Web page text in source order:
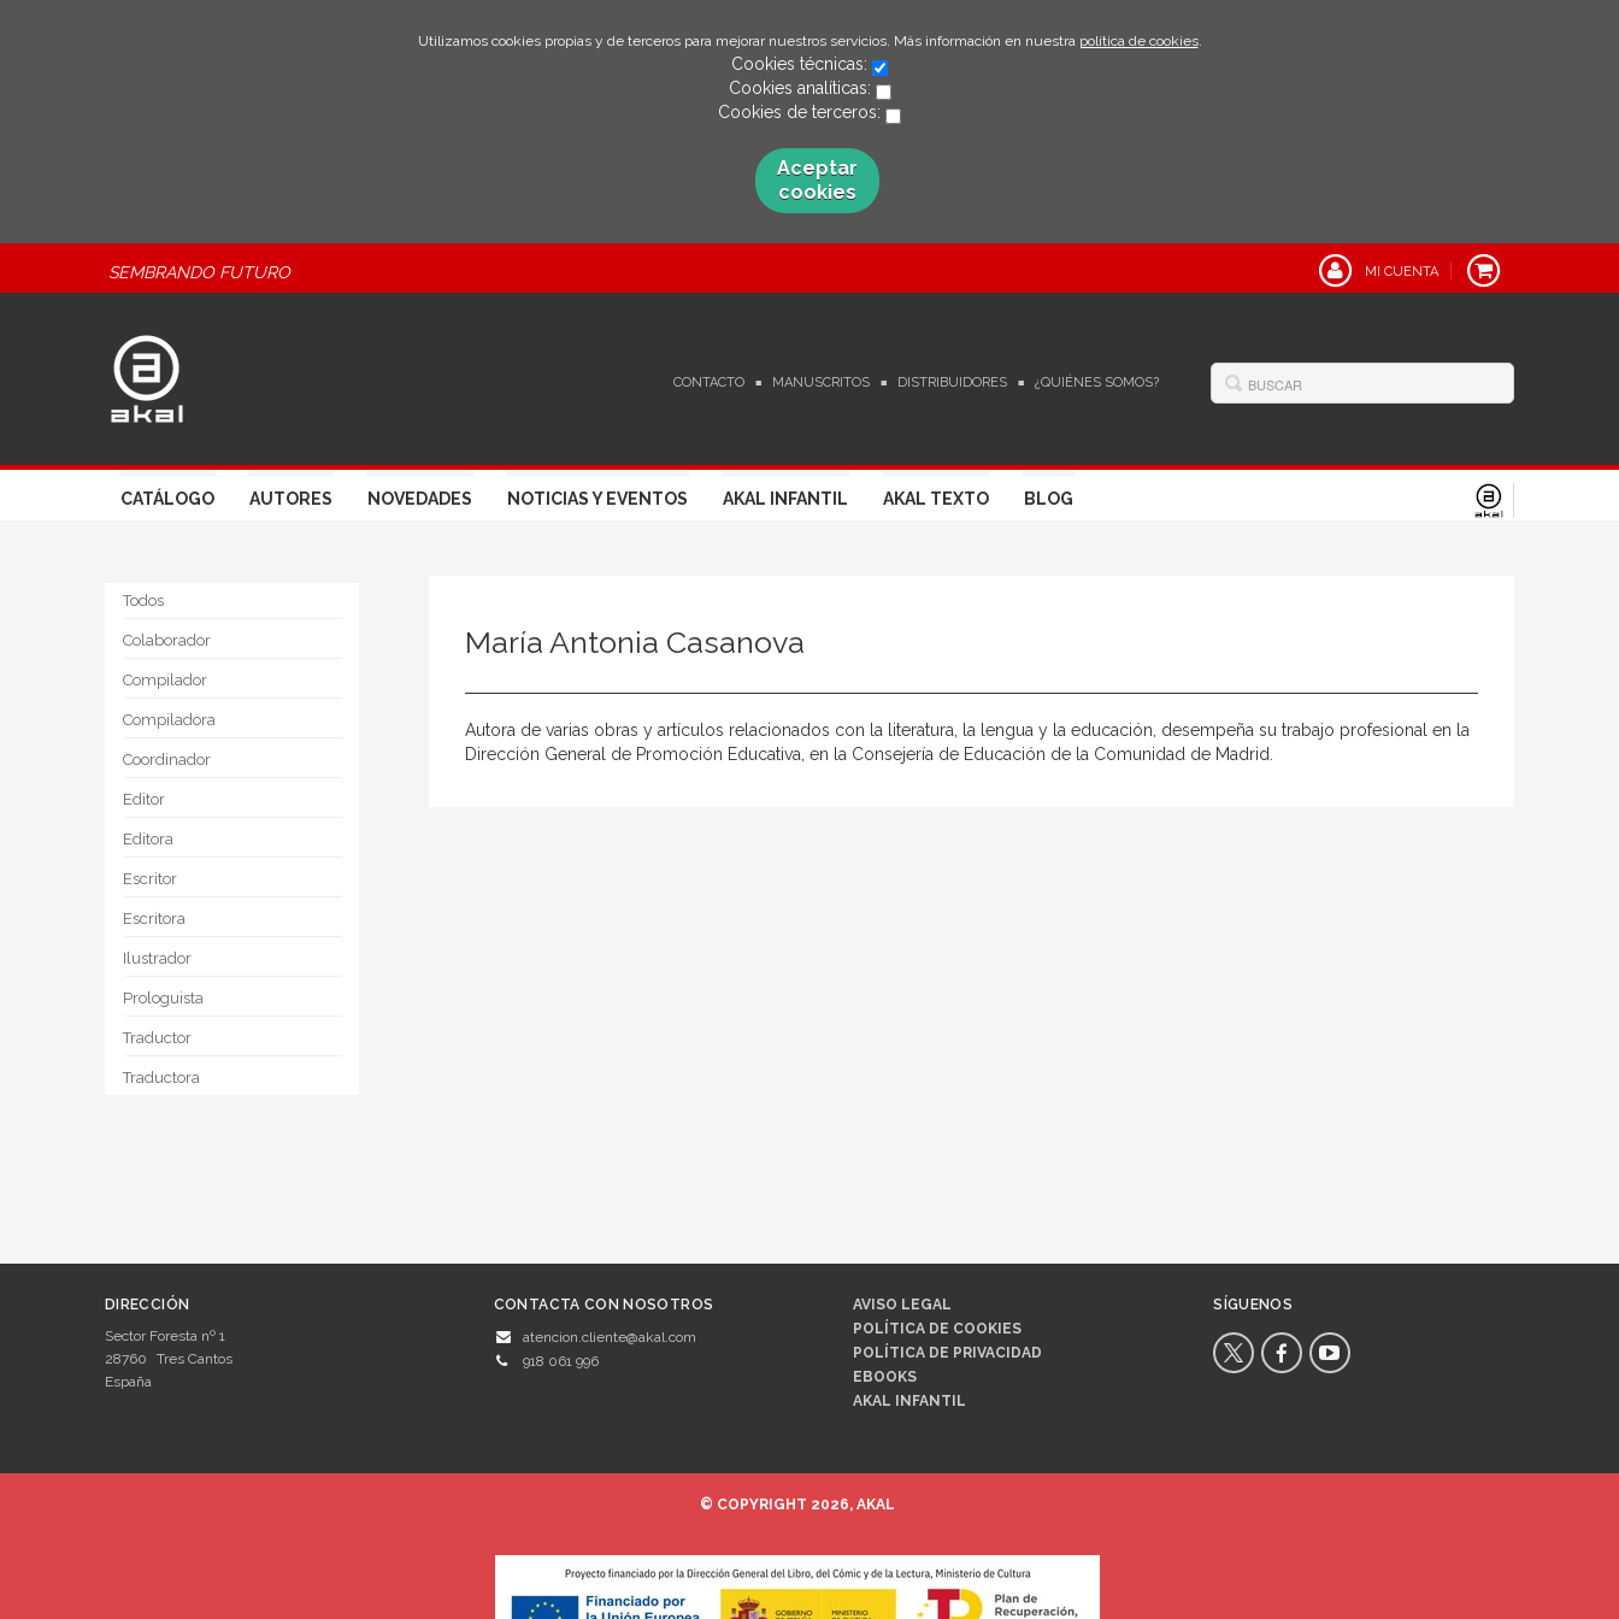
Utilizamos cookies propias y de terceros para mejorar nuestros servicios. Más información en nuestra política de cookies.
Cookies técnicas:
Cookies analíticas:
Cookies de terceros:
Aceptar
cookies
SEMBRANDO FUTURO MI CUENTA
CONTACTO MANUSCRITOS DISTRIBUIDORES ¿QUIÉNES SOMOS?
CATÁLOGO AUTORES NOVEDADES NOTICIAS Y EVENTOS AKAL INFANTIL AKAL TEXTO BLOG
Todos
Colaborador
Compilador
Compiladora
Coordinador
Editor
Editora
Escritor
Escritora
Ilustrador
Prologuista
Traductor
Traductora
María Antonia Casanova
Autora de varias obras y artículos relacionados con la literatura, la lengua y la educación, desempeña su trabajo profesional en la
Dirección General de Promoción Educativa, en la Consejería de Educación de la Comunidad de Madrid.
DIRECCIÓN
Sector Foresta nº 1
28760
Tres Cantos
España
CONTACTA CON NOSOTROS
atencion.cliente@akal.com
918 061 996
AVISO LEGAL
POLÍTICA DE COOKIES
POLÍTICA DE PRIVACIDAD
EBOOKS
AKAL INFANTIL
SÍGUENOS
© COPYRIGHT 2026, AKAL